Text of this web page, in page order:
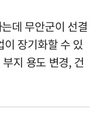
데 무안군이 선결
장기화할 수 있
지 용도 변경, 건